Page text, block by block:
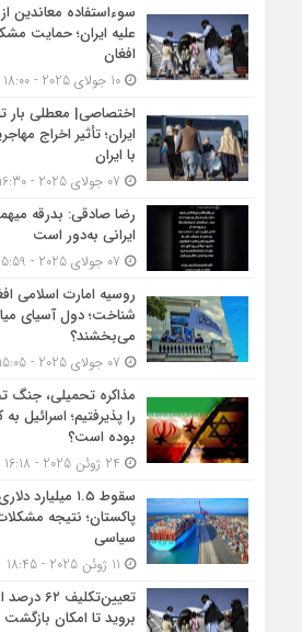
سوءاستفاده معاندین
علیه ایران؛ حمایت
افغان
10 جولای 2025 - 18:00
اختصاصی| معطلی بار
ایران؛ تأثیر اخراج
با ایران
رضا صادقی: بدرقه
ایرانی به‌دور است
روسیه امارت اسلامی
شناخت؛ دول آسیای
می‎‌بخشند؟
مذاکره تحمیلی، جنگ
را پذیرفتیم؛ اسرائیل
بوده است؟
سقوط ۱.۵
پاکستان؛ نتیجه
سیاسی
بروید تا امکان